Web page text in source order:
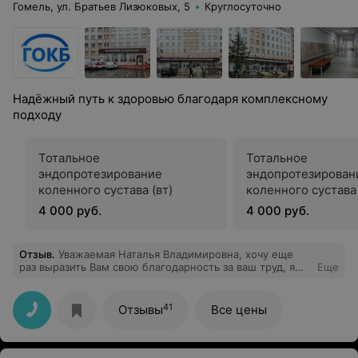
Гомель, ул. Братьев Лизюковых, 5 Круглосуточно
Надёжный путь к здоровью благодаря комплексному
подходу
Тотальное
эндопротезирование
коленного сустава (вт)
4 000 руб.
Тотальное
коленного сустава
4 000 руб.
Отзыв. Уважаемая Наталья Владимировна, хочу еще
раз выразить Вам свою благодарность за ваш труд, я
этого года я сделала у Вас нижнюю блефаропластику,
всем довольна , и еще планирую к Вам. Как хорошо
,что у нас есть такие замечательные врачи,а еще хочу
отметить и другой медперсонал отделения
нейрохирургии ,все очень внимательные и
Еще
Отзывы41 Все цены